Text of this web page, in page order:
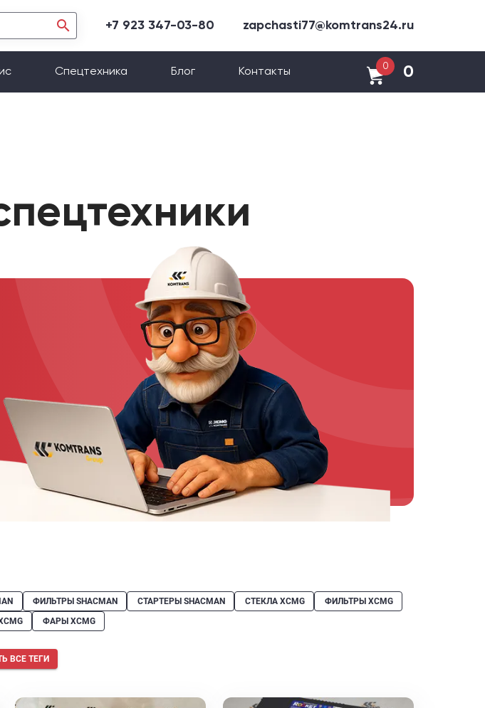
+7 923 347-03-80 zapchasti77@komtrans24.ru
Спецтехника Блог Контакты
0 0
ФИЛЬТРЫ SHACMAN СТАРТЕРЫ SHACMAN СТЕКЛА XCMG
ФИЛЬТРЫ XCMG
ФАРЫ XCMG
ВСЕ ТЕГИ